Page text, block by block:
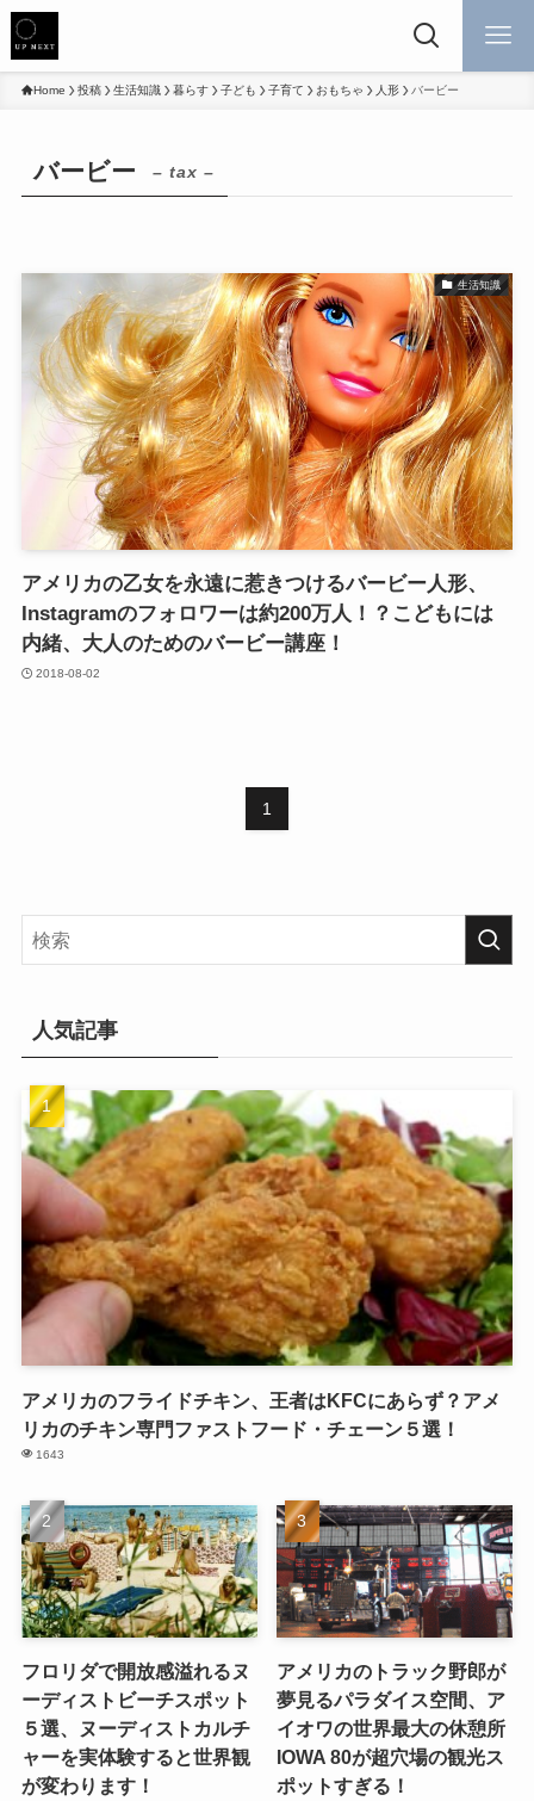
Home 投稿 生活知識 暮らす 子ども 子育て おもちゃ 人形 バービー
バービー – tax –
生活知識
アメリカの乙女を永遠に惹きつけるバービー人形、
Instagramのフォロワーは約200万人！？こどもには
内緒、大人のためのバービー講座！
2018-08-02
1
人気記事
アメリカのフライドチキン、王者はKFCにあらず？アメ
リカのチキン専門ファストフード・チェーン５選！
1643
フロリダで開放感溢れるヌ
ーディストビーチスポット
５選、ヌーディストカルチ
ャーを実体験すると世界観
が変わります！
アメリカのトラック野郎が
夢見るパラダイス空間、ア
イオワの世界最大の休憩所
IOWA 80が超穴場の観光ス
ポットすぎる！